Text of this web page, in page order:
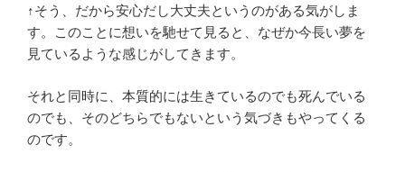
↑そう、だから安心だし大丈夫というのがある気がしま
す。このことに想いを馳せて見ると、なぜか今長い夢を
見ているような感じがしてきます。
それと同時に、本質的には生きているのでも死んでいる
のでも、そのどちらでもないという気づきもやってくる
のです。